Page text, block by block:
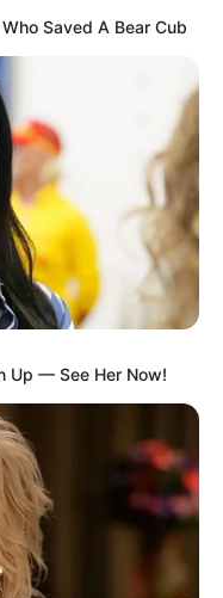
Saved A Bear Cub
Up — See Her Now!